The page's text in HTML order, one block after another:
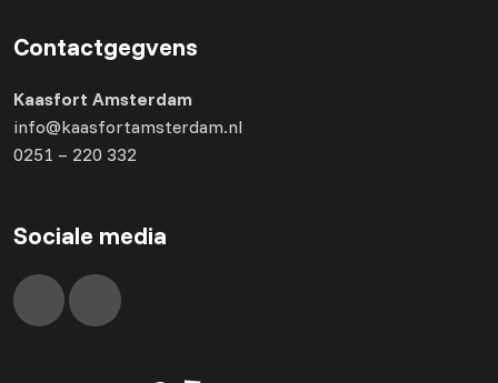
Contactgegvens
Kaasfort Amsterdam
info@kaasfortamsterdam.nl
0251 – 220 332
Sociale media